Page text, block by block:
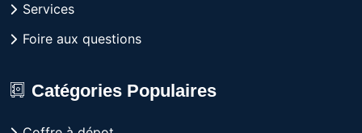
Services
Foire aux questions
Catégories Populaires